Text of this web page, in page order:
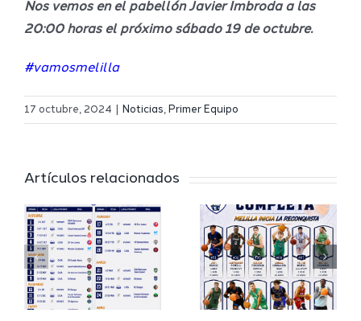
Nos vemos en el pabellón Javier Imbroda a las
20:00 horas el próximo sábado 19 de octubre.
#vamosmelilla
17 octubre, 2024 Noticias, Primer Equipo
Artículos relacionados
El Melilla
del
Deporte
completa
su
proyecto
FEB y la
Copa
España
FEB para